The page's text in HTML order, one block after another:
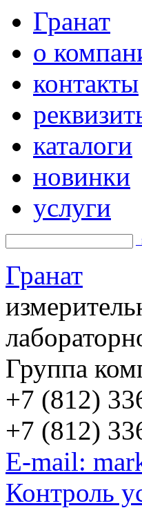
Гранат
о
контакты
каталоги
новинки
услуги
Гранат
Группа
+7 (812)
+7 (812)
E-mail:
Контроль